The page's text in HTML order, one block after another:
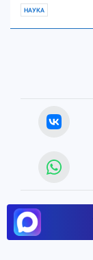
НАУКА